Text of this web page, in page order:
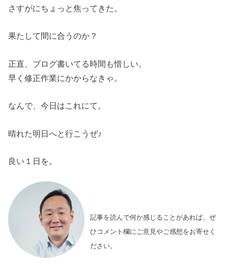
さすがにちょっと焦ってきた。
果たして間に合うのか？
正直、ブログ書いてる時間も惜しい。
早く修正作業にかからなきゃ。
なんで、今日はこれにて。
晴れた明日へと行こうぜ♪
良い１日を。
記事を読んで何か感じることがあれば、ぜ
ひコメント欄にご意見やご感想をお寄せく
ださい。